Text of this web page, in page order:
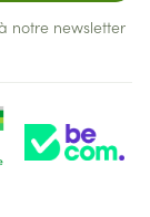
notre newsletter